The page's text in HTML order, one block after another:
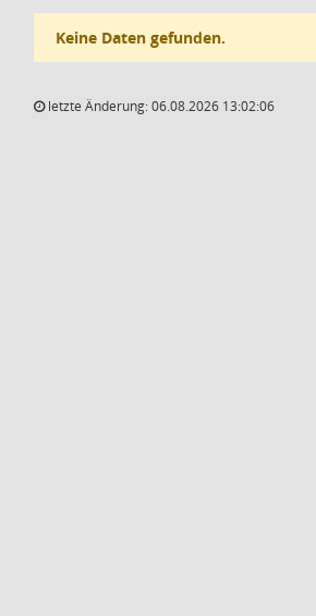
Keine Daten gefunden.
letzte Änderung: 06.08.2026 13:02:06